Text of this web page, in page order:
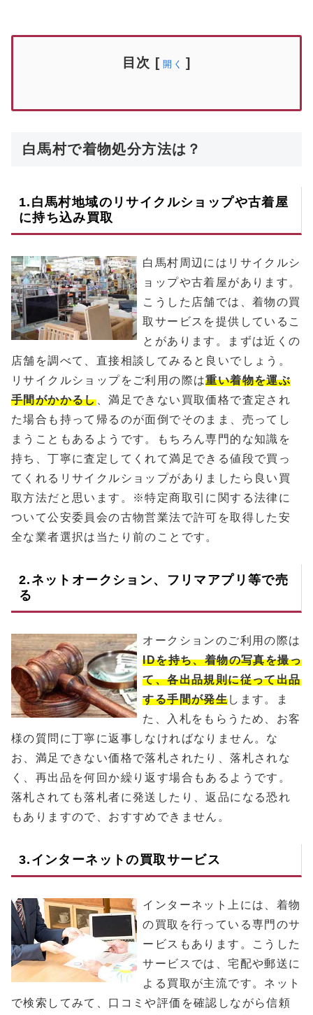
目次 [ 開く ]
白馬村で着物処分方法は？
1. 白馬村地域のリサイクルショップや古着屋
に持ち込み買取
白馬村周辺にはリサイクルシ
ョップや古着屋があります。
こうした店舗では、着物の買
取サービスを提供しているこ
とがあります。まずは近くの
店舗を調べて、直接相談してみると良いでしょう。
リサイクルショップをご利用の際は重い着物を運ぶ
手間がかかるし、満足できない買取価格で査定され
た場合も持って帰るのが面倒でそのまま、売ってし
まうこともあるようです。もちろん専門的な知識を
持ち、丁寧に査定してくれて満足できる値段で買っ
てくれるリサイクルショップがありましたら良い買
取方法だと思います。※特定商取引に関する法律に
ついて公安委員会の古物営業法で許可を取得した安
全な業者選択は当たり前のことです。
2.ネットオークション、フリマアプリ等で売
る
オークションのご利用の際は
IDを持ち、着物の写真を撮っ
て、各出品規則に従って出品
する手間が発生します。ま
た、入札をもらうため、お客
様の質問に丁寧に返事しなければなりません。な
お、満足できない価格で落札されたり、落札されな
く、再出品を何回か繰り返す場合もあるようです。
落札されても落札者に発送したり、返品になる恐れ
もありますので、おすすめできません。
3.インターネットの買取サービス
インターネット上には、着物
の買取を行っている専門のサ
ービスもあります。こうした
サービスでは、宅配や郵送に
よる買取が主流です。ネット
で検索してみて、口コミや評価を確認しながら信頼